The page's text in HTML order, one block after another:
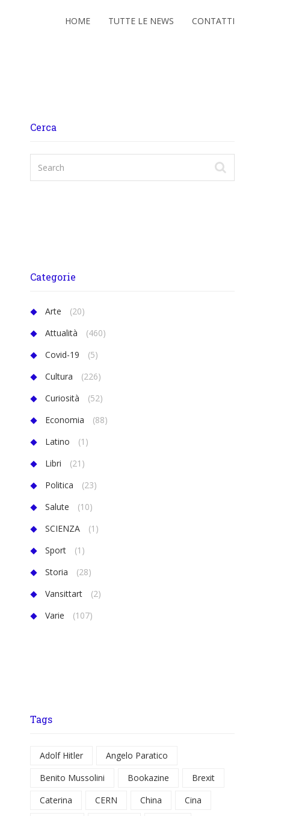
HOME TUTTE LE NEWS CONTATTI
Cerca
Categorie
Arte
(20)
Attualità
(460)
Covid-19
(5)
Cultura
(226)
Curiosità
(52)
Economia
(88)
Latino
(1)
Libri
(21)
Politica
(23)
Salute
(10)
SCIENZA
(1)
Sport
(1)
Storia
(28)
Vansittart
(2)
Varie
(107)
Tags
Adolf Hitler
Angelo Paratico
Benito Mussolini
Bookazine
Brexit
Caterina
CERN China
Cina